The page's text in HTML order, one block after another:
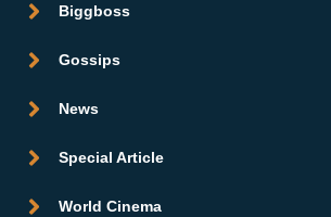
Biggboss
Gossips
News
Special Article
World Cinema